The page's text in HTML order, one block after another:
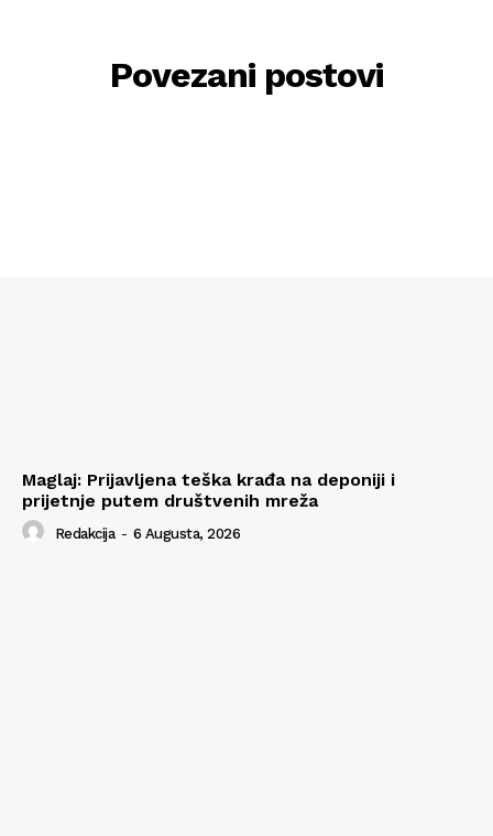
Povezani postovi
Maglaj: Prijavljena teška krađa na deponiji i
prijetnje putem društvenih mreža
Redakcija - 6 Augusta, 2026